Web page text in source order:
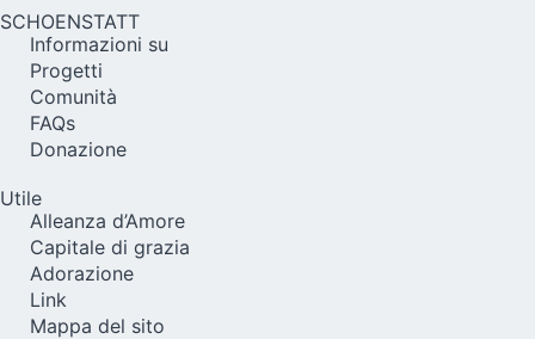
SCHOENSTATT
Informazioni su
Progetti
Comunità
FAQs
Donazione
Utile
Alleanza d’Amore
Capitale di grazia
Adorazione
Link
Mappa del sito